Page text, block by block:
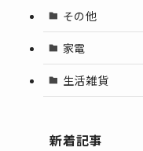
その他
家電
生活雑貨
新着記事